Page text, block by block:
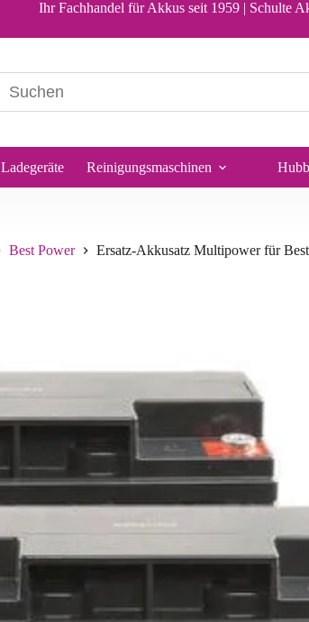
In den
Ihr Fachhandel für Akkus seit 1959 | Schulte
Ladegeräte Reinigungsmaschinen
Best Power Ersatz-Akkusatz Multipower für